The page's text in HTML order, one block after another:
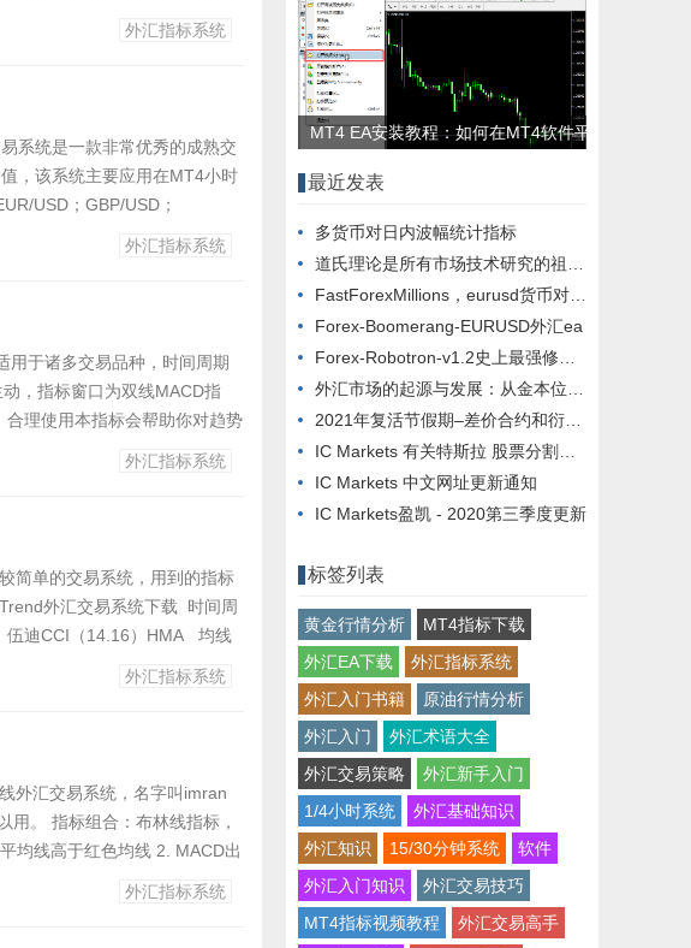
交易系统下载。 MT4平台技
外汇指标系统
系统是一款非常优秀的成熟交
，该系统主要应用在MT4小时
USD；GBP/USD；
平台技术指标、模板的安装
外汇指标系统
于诸多交易品种，时间周期
，指标窗口为双线MACD指
理使用本指标会帮助你对趋势
板的安装方法: MT4安装目
外汇指标系统
简单的交易系统，用到的指标
外汇交易系统下载 时间周
伍迪CCI（14.16）HMA 均线
外汇指标系统
外汇交易系统，名字叫imran
。 指标组合：布林线指标，
均线高于红色均线 2. MACD出
动平均线低于红色均线 2.
外汇指标系统
MT4 EA安装教程：如何在MT4软件平
最近发表
多货币对日内波幅统计指标
道氏理论是所有市场技术研究的祖先 关于道琼斯理论的讲解
FastForexMillions，eurusd货币对ea，周期1m 5m 15m
Forex-Boomerang-EURUSD外汇ea
Forex-Robotron-v1.2史上最强修改版通用绝大部分品种外汇ea
外汇市场的起源与发展：从金本位到法定货币
2021年复活节假期–差价合约和衍生品交易时间表
IC Markets 有关特斯拉 股票分割的信息
IC Markets 中文网址更新通知
IC Markets盈凯 - 2020第三季度更新
标签列表
黄金行情分析
MT4指标下载
外汇EA下载
外汇指标系统
外汇入门书籍
原油行情分析
外汇入门
外汇术语大全
外汇交易策略
外汇新手入门
1/4小时系统
外汇基础知识
外汇知识
15/30分钟系统
软件
外汇入门知识
外汇交易技巧
MT4指标视频教程
外汇交易高手